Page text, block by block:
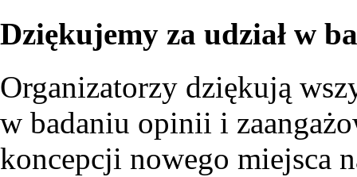
Dziękujemy za udział w
Organizatorzy dziękują
w badaniu opinii i
koncepcji nowego miejsca